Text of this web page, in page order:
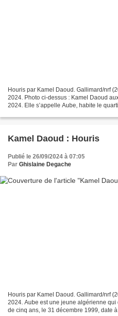
Houris par Kamel Daoud. Gallimard/nrf
2024. Photo ci-dessus : Kamel Daoud
2024. Elle s’appelle Aube, habite le
Kamel Daoud : Houris
Publié le 26/09/2024 à 07:05
Par Ghislaine Degache
Houris par Kamel Daoud. Gallimard/nrf
2024. Aube est une jeune algérienne qui
de cinq ans, le 31 décembre 1999, date